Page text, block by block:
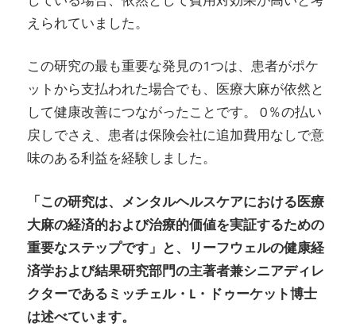
えられていました。
この研究の最も重要な発見の1つは、患者がポケ
ットから支払われた場合でも、医療大麻が依然と
して健康改善につながったことです。 0％の払い
戻しでさえ、患者は保険会社に追加費用なしで意
味のある利益を経験しました。
「この研究は、メンタルヘルスケアにおける医療
大麻の経済的および治療的価値を実証するための
重要なステップです」と、リーフウェルの健康経
済学および結果研究部門の主著者兼シニアディレ
クターであるミッチェル・L・ドゥーケット博士
は述べています。